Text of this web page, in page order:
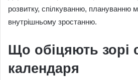
розвитку, спілкуванню, плануванню
внутрішньому зростанню.
Що обіцяють зорі
календаря